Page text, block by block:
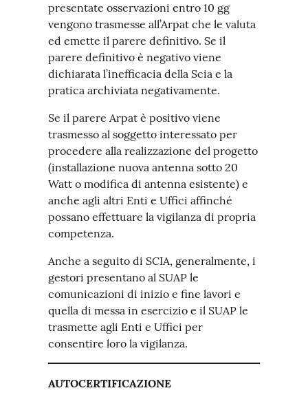
presentate osservazioni entro 10 gg
vengono trasmesse all’Arpat che le valuta
ed emette il parere definitivo. Se il
parere definitivo è negativo viene
dichiarata l’inefficacia della Scia e la
pratica archiviata negativamente.
Se il parere Arpat è positivo viene
trasmesso al soggetto interessato per
procedere alla realizzazione del progetto
(installazione nuova antenna sotto 20
Watt o modifica di antenna esistente) e
anche agli altri Enti e Uffici affinché
possano effettuare la vigilanza di propria
competenza.
Anche a seguito di SCIA, generalmente, i
gestori presentano al SUAP le
comunicazioni di inizio e fine lavori e
quella di messa in esercizio e il SUAP le
trasmette agli Enti e Uffici per
consentire loro la vigilanza.
AUTOCERTIFICAZIONE